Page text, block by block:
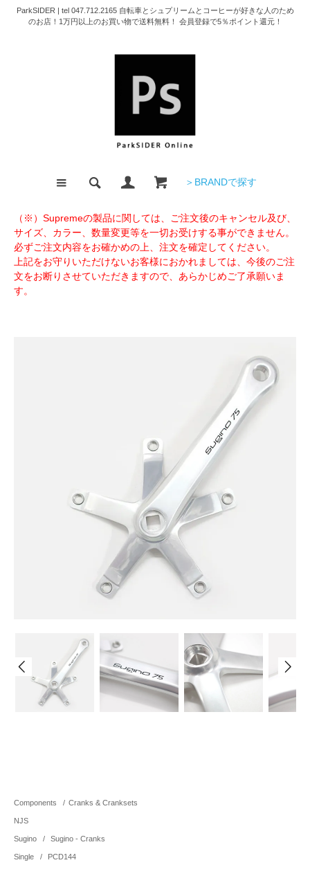
ParkSIDER | tel 047.712.2165 自転車とシュプリームとコーヒーが好きな人のため
のお店！1万円以上のお買い物で送料無料！ 会員登録で5％ポイント還元！
＞BRANDで探す
（※）Supremeの製品に関しては、ご注文後のキャンセル及び、
サイズ、カラー、数量変更等を一切お受けする事ができません。
必ずご注文内容をお確かめの上、注文を確定してください。
上記をお守りいただけないお客様におかれましては、今後のご注
文をお断りさせていただきますので、あらかじめご了承願いま
す。
Components / Cranks & Cranksets
NJS
Sugino / Sugino - Cranks
Single / PCD144